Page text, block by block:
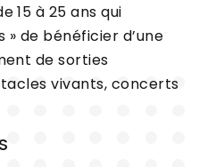
15 à 25 ans qui
» de bénéficier d’une
de sorties
vivants, concerts